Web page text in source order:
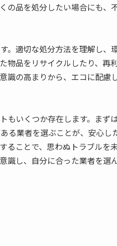
の品を処分したい場合にも、
。適切な処分方法を理解し、
物品をリサイクルしたり、再
識の高まりから、エコに配慮
もいくつか存在します。まず
る業者を選ぶことが、安心し
ることで、思わぬトラブルを
識し、自分に合った業者を選